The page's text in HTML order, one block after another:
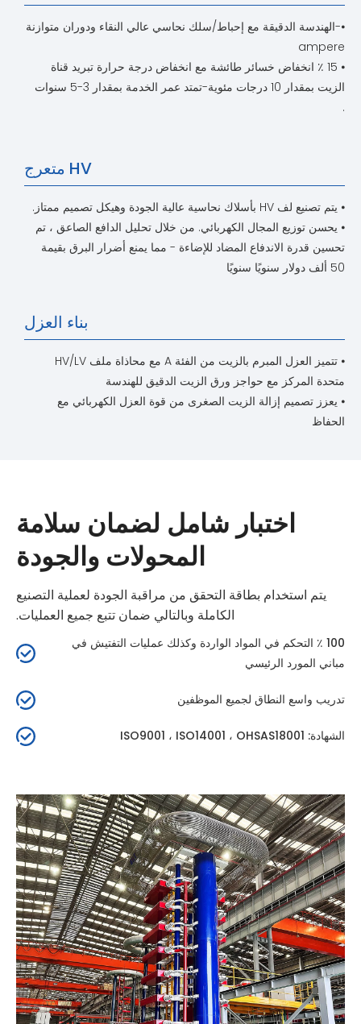
⦁-الهندسة الدقيقة مع إحباط/سلك نحاسي عالي النقاء ودوران متوازنة
ampere
⦁ 15 ٪ انخفاض خسائر طائشة مع انخفاض درجة حرارة تبريد قناة
الزيت بمقدار 10 درجات مئوية-تمتد عمر الخدمة بمقدار 3-5 سنوات
.
HV متعرج
⦁ يتم تصنيع لف HV بأسلاك نحاسية عالية الجودة وهيكل تصميم ممتاز.
⦁ يحسن توزيع المجال الكهربائي. من خلال تحليل الدافع الصاعق ، تم
تحسين قدرة الاندفاع المضاد للإضاءة - مما يمنع أضرار البرق بقيمة
50 ألف دولار سنويًا سنويًا
بناء العزل
⦁ تتميز العزل المبرم بالزيت من الفئة A مع محاذاة ملف HV/LV
متحدة المركز مع حواجز ورق الزيت الدقيق للهندسة
⦁ يعزز تصميم إزالة الزيت الصغرى من قوة العزل الكهربائي مع
الحفاظ
اختبار شامل لضمان سلامة
المحولات والجودة
يتم استخدام بطاقة التحقق من مراقبة الجودة لعملية التصنيع
الكاملة وبالتالي ضمان تتبع جميع العمليات.
100 ٪ التحكم في المواد الواردة وكذلك عمليات التفتيش في
مباني المورد الرئيسي
تدريب واسع النطاق لجميع الموظفين
الشهادة: ISO9001 ، ISO14001 ، OHSAS18001